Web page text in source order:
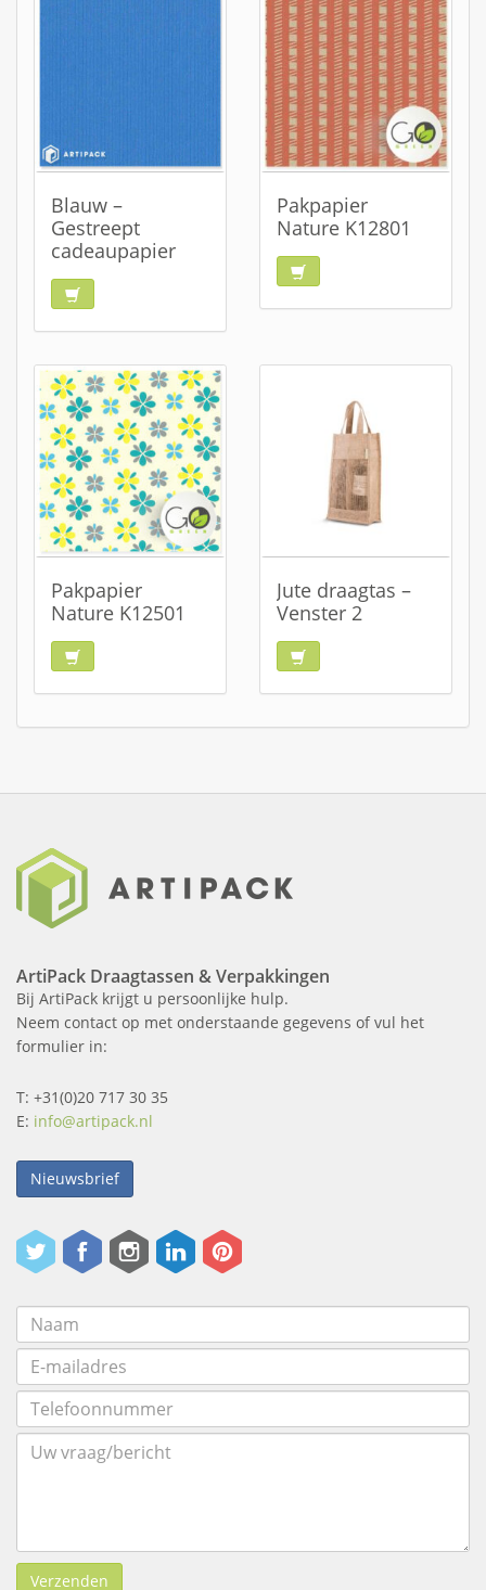
Blauw –
Gestreept
cadeaupapier
Pakpapier
Nature K12801
Pakpapier
Nature K12501
Jute draagtas –
Venster 2
ArtiPack Draagtassen & Verpakkingen
Bij ArtiPack krijgt u persoonlijke hulp.
Neem contact op met onderstaande gegevens of vul het
formulier in:
T: +31(0)20 717 30 35
E: info@artipack.nl
Nieuwsbrief
Verzenden